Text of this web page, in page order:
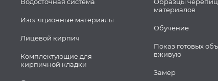
Изоляционные материалы
Лицевой кирпич
Комплектующие для
кирпичной кладки
материалов
Обучение
Показ готовых
вживую
Замер